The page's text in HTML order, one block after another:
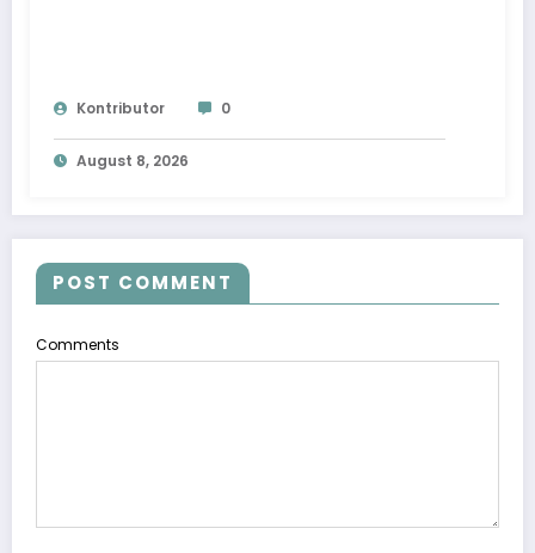
Kontributor 0
August 8, 2026
POST COMMENT
Comments